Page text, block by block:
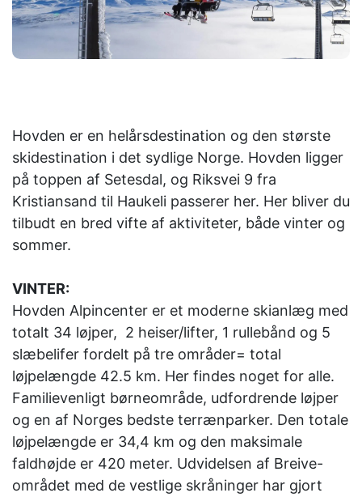
Hovden er en helårsdestination og den største
skidestination i det sydlige Norge. Hovden ligger
på toppen af Setesdal, og Riksvei 9 fra
Kristiansand til Haukeli passerer her. Her bliver du
tilbudt en bred vifte af aktiviteter, både vinter og
sommer.
VINTER:
Hovden Alpincenter er et moderne skianlæg med
totalt 34 løjper, 2 heiser/lifter, 1 rullebånd og 5
slæbelifer fordelt på tre områder= total
løjpelængde 42.5 km. Her findes noget for alle.
Familievenligt børneområde, udfordrende løjper
og en af Norges bedste terrænparker. Den totale
løjpelængde er 34,4 km og den maksimale
faldhøjde er 420 meter. Udvidelsen af Breive-
området med de vestlige skråninger har gjort